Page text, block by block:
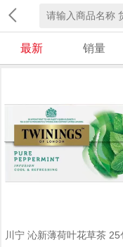
最新 销量
川宁 沁新薄荷叶花草茶 25